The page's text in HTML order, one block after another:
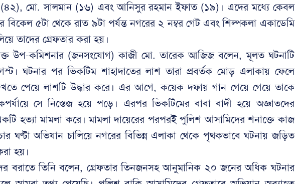
(৪২), মো. সালমান (১৬) এবং আনিসুর রহমান ইফাত (১৯)। এদের মধ্যে কেবল
বিকেল ৫টা থেকে রাত ৯টা পর্যন্ত নগরের ২ নম্বর গেট এবং শিল্পকলা একাডেমি
তাদের গ্রেফতার করা হয়।
উপ-কমিশনার (জনসংযোগ) কাজী মো. তারেক আজিজ বলেন, মূলত ঘটনাটি
ঘটনার পর ভিকটিম শাহাদাতের লাশ তারা প্রবর্তক মোড় এলাকায় ফেলে
পেয়ে লাশটি উদ্ধার করে। এর আগে, কয়েক দফায় গান গেয়ে গেয়ে তাকে
সে নিস্তেজ হয়ে পড়ে। এরপর ভিকটিমের বাবা বাদী হয়ে অজ্ঞাতদের
হত্যা মামলা করে। মামলা দায়েরের পরপরই পুলিশ আসামিদের শনাক্তে কাজ
ঘণ্টা অভিযান চালিয়ে নগরের বিভিন্ন এলাকা থেকে পৃথকভাবে ঘটনায় জড়িত
হয়।
বরাতে তিনি বলেন, গ্রেফতার তিনজনসহ আনুমানিক ২০ জনের অধিক ঘটনার